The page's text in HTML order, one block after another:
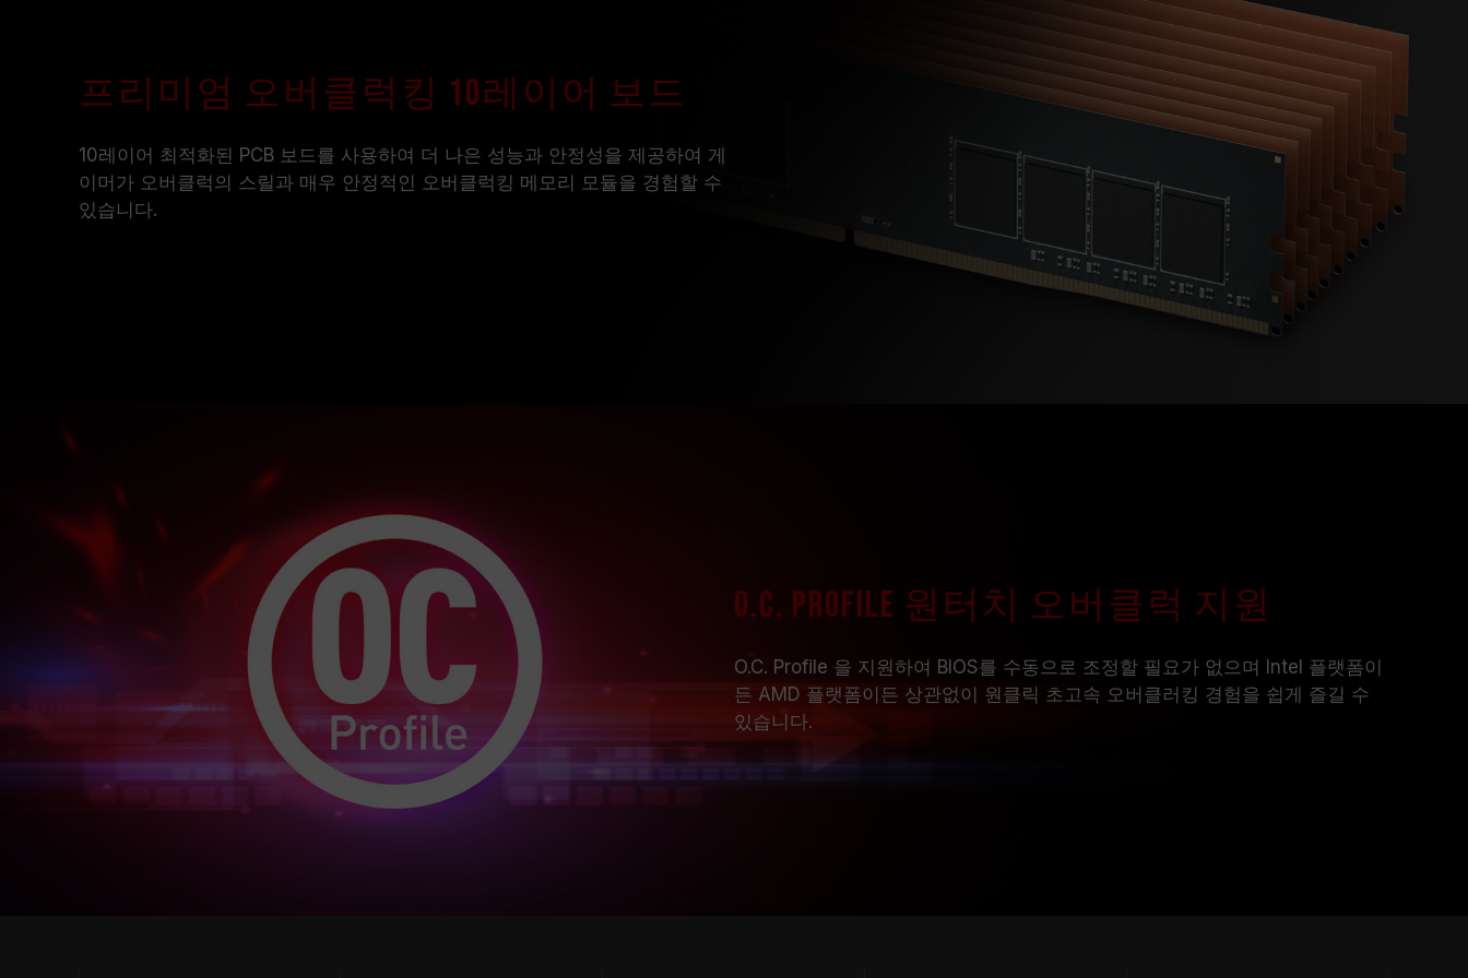
프리미엄 오버클럭킹 10레이어 보드
10레이어 최적화된 PCB 보드를 사용하여 더 나은 성능과 안정성을 제공하여 게
이머가 오버클럭의 스릴과 매우 안정적인 오버클럭킹 메모리 모듈을 경험할 수
있습니다.
O.C. Profile 원터치 오버클럭 지원
O.C. Profile 을 지원하여 BIOS를 수동으로 조정할 필요가 없으며 Intel 플랫폼이
든 AMD 플랫폼이든 상관없이 원클릭 초고속 오버클러킹 경험을 쉽게 즐길 수
있습니다.